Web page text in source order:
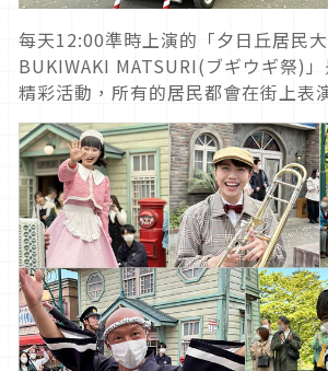
每天12:00準時上演的「夕日丘居民
BUKIWAKI MATSURI(ブギウギ祭)
精彩活動，所有的居民都會在街上表